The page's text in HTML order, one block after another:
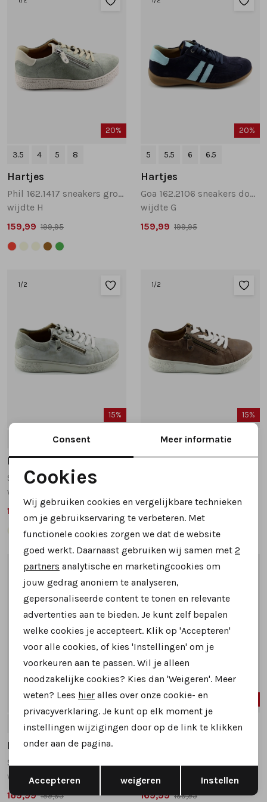
20%
3.5 4 5 8
Hartjes
Phil 162.1417 sneakers groen
wijdte H
159,99 199,95
20%
5 5.5 6 6.5
Hartjes
Goa 162.2106 sneakers donkerblauw
wijdte G
159,99 199,95
1 /2
15%
6.5
Hartjes
wijdte H
169,99
1 /2
15%
6 6.5 7
Hartjes
169,99
/2
15%
5 5.5 6 6.5
Hartjes
wijdte H
169,99 199,95
1/2
3.5 5.5 7 7.5
wijdte H
169,99 199,95
Noodzakelijke cookies
Personalisatie cookies
Analytische cookies
Marketing cookies
Terug Opslaan
Consent Meer informatie
Cookies
Wij gebruiken cookies en vergelijkbare technieken
om je gebruikservaring te verbeteren. Met
functionele cookies zorgen we dat de website
goed werkt. Daarnaast gebruiken wij samen met 2
partners analytische en marketingcookies om
jouw gedrag anoniem te analyseren,
gepersonaliseerde content te tonen en relevante
advertenties aan te bieden. Je kunt zelf bepalen
welke cookies je accepteert. Klik op 'Accepteren'
voor alle cookies, of kies 'Instellingen' om je
voorkeuren aan te passen. Wil je alleen
noodzakelijke cookies? Kies dan 'Weigeren'. Meer
weten? Lees hier alles over onze cookie- en
privacyverklaring. Je kunt op elk moment je
instellingen wijzigingen door op de link te klikken
onder aan de pagina.
Accepteren weigeren Instellen